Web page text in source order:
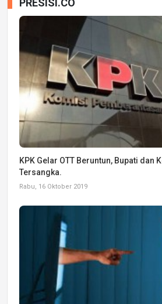
PRESISI.CO
KPK Gelar OTT Beruntun, Bupati dan
Tersangka.
Rabu, 16 Oktober 2019